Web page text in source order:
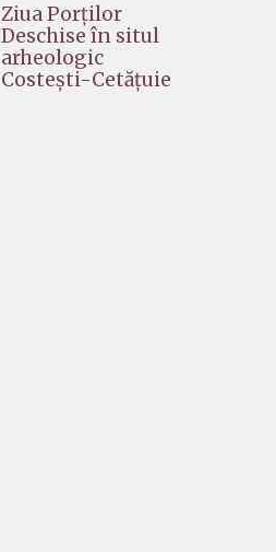
Ziua Porților
Deschise în situl
arheologic
Costești-Cetățuie